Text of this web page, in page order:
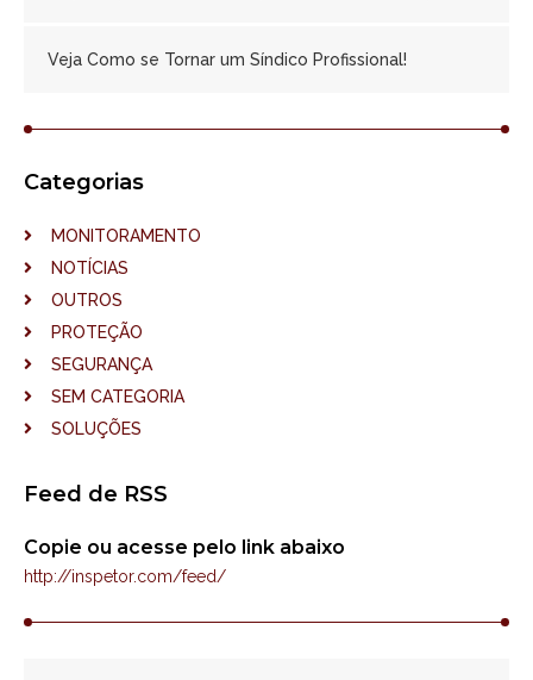
Veja Como se Tornar um Síndico Profissional!
Categorias
MONITORAMENTO
NOTÍCIAS
OUTROS
PROTEÇÃO
SEGURANÇA
SEM CATEGORIA
SOLUÇÕES
Feed de RSS
Copie ou acesse pelo link abaixo
http://inspetor.com/feed/